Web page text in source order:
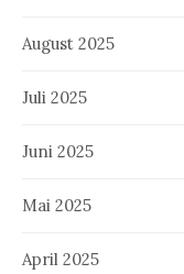
August 2025
Juli 2025
Juni 2025
Mai 2025
April 2025